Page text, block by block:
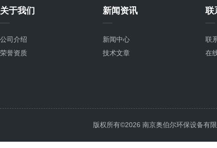
关于我们
公司介绍
荣誉资质
新闻资讯
新闻中心
技术文章
联
联
在
版权所有©2026 南京奥伯尔环保设备有